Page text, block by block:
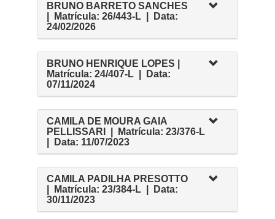
BRUNO BARRETO SANCHES
| Matrícula: 26/443-L | Data:
24/02/2026
BRUNO HENRIQUE LOPES |
Matrícula: 24/407-L | Data:
07/11/2024
CAMILA DE MOURA GAIA
PELLISSARI | Matrícula: 23/376-L
| Data: 11/07/2023
CAMILA PADILHA PRESOTTO
| Matrícula: 23/384-L | Data:
30/11/2023